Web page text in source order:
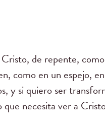
de repente,
como en un espejo,
y si quiero ser
necesita ver a